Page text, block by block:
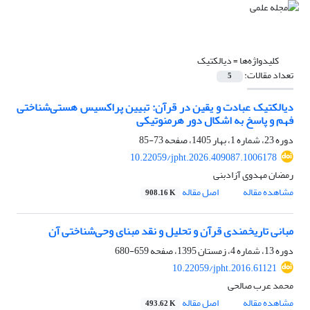
کلیدواژه‌ها =دیالکتیک
تعداد مقالات: 5
دیالکتیک عبادت و یقین در قرآن: تبیین پراکسیس هستی‌شناختی
فهم و پاسخ به اشکال دور هرمنوتیکی
دوره 23، شماره 1، بهار 1405، صفحه
73-85
10.22059/jpht.2026.409087.1006178
رمضان مهدوی آزادبنی
مشاهده مقاله
اصل مقاله 908.16 K
مبانی تاریخمندی قرآن و تحلیل و نقد مبنای وحی‌شناختی آن
دوره 13، شماره 4، زمستان 1395، صفحه
659-680
10.22059/jpht.2016.61121
محمد عرب صالحی
مشاهده مقاله
اصل مقاله 493.62 K